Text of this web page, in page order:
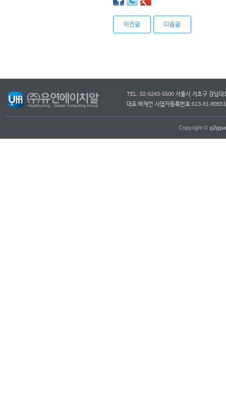
이전글 다음글
TEL. 02-6243-5500 서울시 서초구 강남대
대표:박재언 사업자등록번호:613-81-
Copyright ©